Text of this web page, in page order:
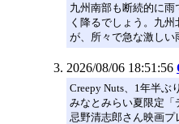
九州南部も断続的に
く降るでしょう。九
が、所々で急な激しい
2026/08/06 18:51:56
Creepy Nuts、1年半ぶ
みなとみらい夏限定「
忌野清志郎さん映画プ